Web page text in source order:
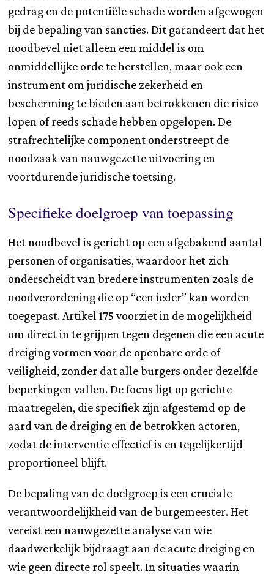
gedrag en de potentiële schade worden afgewogen
bij de bepaling van sancties. Dit garandeert dat het
noodbevel niet alleen een middel is om
onmiddellijke orde te herstellen, maar ook een
instrument om juridische zekerheid en
bescherming te bieden aan betrokkenen die risico
lopen of reeds schade hebben opgelopen. De
strafrechtelijke component onderstreept de
noodzaak van nauwgezette uitvoering en
voortdurende juridische toetsing.
Specifieke doelgroep van toepassing
Het noodbevel is gericht op een afgebakend aantal
personen of organisaties, waardoor het zich
onderscheidt van bredere instrumenten zoals de
noodverordening die op “een ieder” kan worden
toegepast. Artikel 175 voorziet in de mogelijkheid
om direct in te grijpen tegen degenen die een acute
dreiging vormen voor de openbare orde of
veiligheid, zonder dat alle burgers onder dezelfde
beperkingen vallen. De focus ligt op gerichte
maatregelen, die specifiek zijn afgestemd op de
aard van de dreiging en de betrokken actoren,
zodat de interventie effectief is en tegelijkertijd
proportioneel blijft.
De bepaling van de doelgroep is een cruciale
verantwoordelijkheid van de burgemeester. Het
vereist een nauwgezette analyse van wie
daadwerkelijk bijdraagt aan de acute dreiging en
wie geen directe rol speelt. In situaties waarin